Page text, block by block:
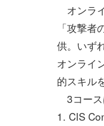
オンラ
「攻撃
供。いず
オンライ
的スキル
3コース
1. CIS